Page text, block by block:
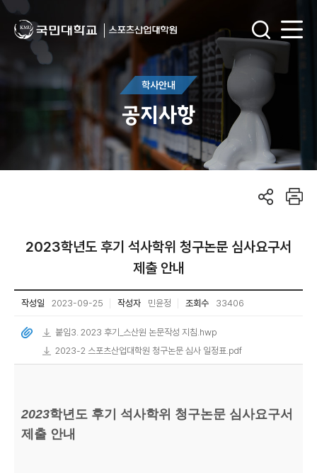
학사안내
공지사항
2023학년도 후기 석사학위 청구논문 심사요구서
제출 안내
작성일 2023-09-25 작성자 민윤정 조회수 33406
붙임3. 2023 후기_스산원 논문작성 지침.hwp
2023-2 스포츠산업대학원 청구논문 심사 일정표.pdf
2023학년도 후기 석사학위 청구논문 심사요구서
제출 안내